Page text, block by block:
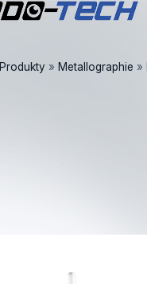
Produkty » Metallographie »